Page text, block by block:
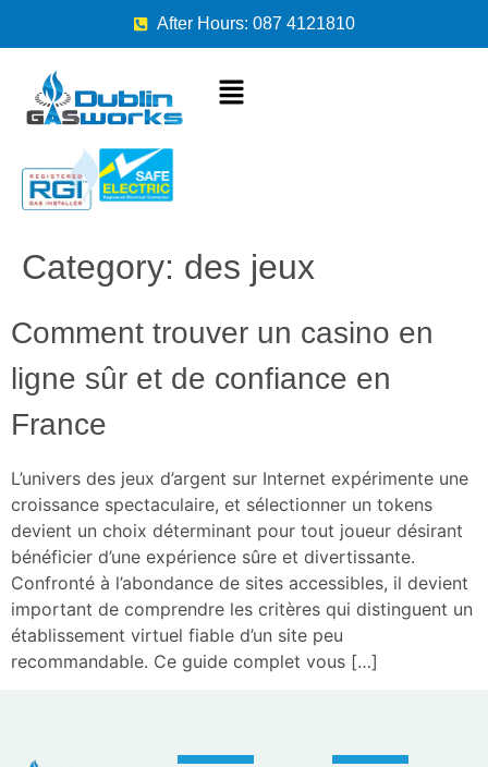
After Hours: 087 4121810
Category: des jeux
Comment trouver un casino en
ligne sûr et de confiance en
France
L’univers des jeux d’argent sur Internet expérimente une
croissance spectaculaire, et sélectionner un tokens
devient un choix déterminant pour tout joueur désirant
bénéficier d’une expérience sûre et divertissante.
Confronté à l’abondance de sites accessibles, il devient
important de comprendre les critères qui distinguent un
établissement virtuel fiable d’un site peu
recommandable. Ce guide complet vous […]